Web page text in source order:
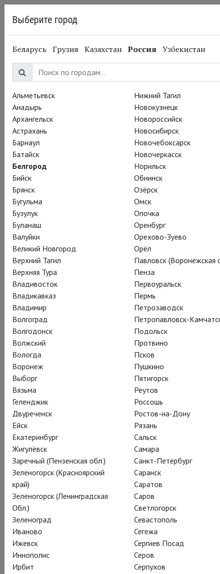
18.07.2017
Поздравляем
Бенедикта Камбербэтча
с днем рождения!
А у кого сегодня праздник? Наверняка вы знаете ))
Прекрасному, талантливому, харизматичному Бенедикту
Камбербэтчу исполнился 41 год! С днем рождения! С
удовольствием делимся любовно собранными
поклонниками театральными фотографиями. И конечно не
перестаем надеяться на новые встречи в театре!
«Я был тогда очень мал, мы отправились навестить мою
крёстную в Стратфорде, и она позволила мне выйти на
сцену. Я помню только, как вглядывался в темноту, и она
притягивала меня, вместо того, чтобы отталкивать. Я
ощущал такую энергию и трепет, думая о том, как
причаститься к этому — вместо того, чтобы отвернуться и
пойти домой попить чайку, оставив это кому-то ещё. У
взрослых брови на лоб полезли, они, все трое актёры,
переглянулись: «О боже. Он один из нас, дрянь дело».
Из интервью Бенедикта Камбербэтча
Гэри Олдману
Больше фото тут:
https://goo.gl/h569UP
А у кого сегодня праздник? Наверняка вы знаете ))
Прекрасному, талантливому, харизматичному Бенедикту
Выберите город
Беларусь Грузия Казахстан Россия Узбекистан
Альметьевск
Анадырь
Архангельск
Астрахань
Барнаул
Батайск
Белгород
Бийск
Брянск
Бугульма
Бузулук
Буланаш
Валуйки
Великий Новгород
Верхний Тагил
Верхняя Тура
Владивосток
Владикавказ
Владимир
Волгоград
Волгодонск
Волжский
Вологда
Воронеж
Выборг
Вязьма
Геленджик
Двуреченск
Ейск
Екатеринбург
Жигулёвск
Заречный (Пензенская обл.)
Зеленогорск (Красноярский
край)
Зеленогорск (Ленинградская
Обл.)
Зеленоград
Иваново
Ижевск
Иннополис
Ирбит
Нижний Тагил
Новокузнецк
Новороссийск
Новосибирск
Новочебоксарск
Новочеркасск
Норильск
Обнинск
Озёрск
Омск
Опочка
Оренбург
Орехово-Зуево
Орёл
Павловск (Воронежская
Пенза
Первоуральск
Пермь
Петрозаводск
Петропавловск-
Подольск
Протвино
Псков
Пушкино
Пятигорск
Реутов
Россошь
Ростов-на-Дону
Рязань
Сальск
Самара
Санкт-Петербург
Саранск
Саратов
Саров
Светлогорск
Севастополь
Сегежа
Сергиев Посад
Серов
Серпухов